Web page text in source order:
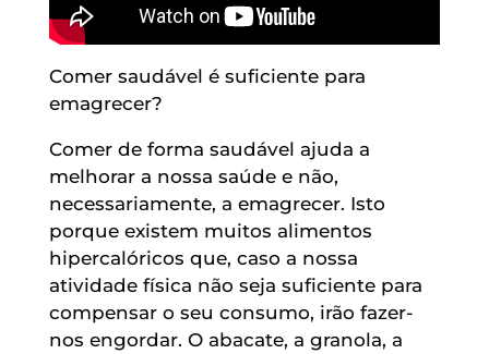
Comer saudável é suficiente para
emagrecer?
Comer de forma saudável ajuda a
melhorar a nossa saúde e não,
necessariamente, a emagrecer. Isto
porque existem muitos alimentos
hipercalóricos que, caso a nossa
atividade física não seja suficiente para
compensar o seu consumo, irão fazer-
nos engordar. O abacate, a granola, a